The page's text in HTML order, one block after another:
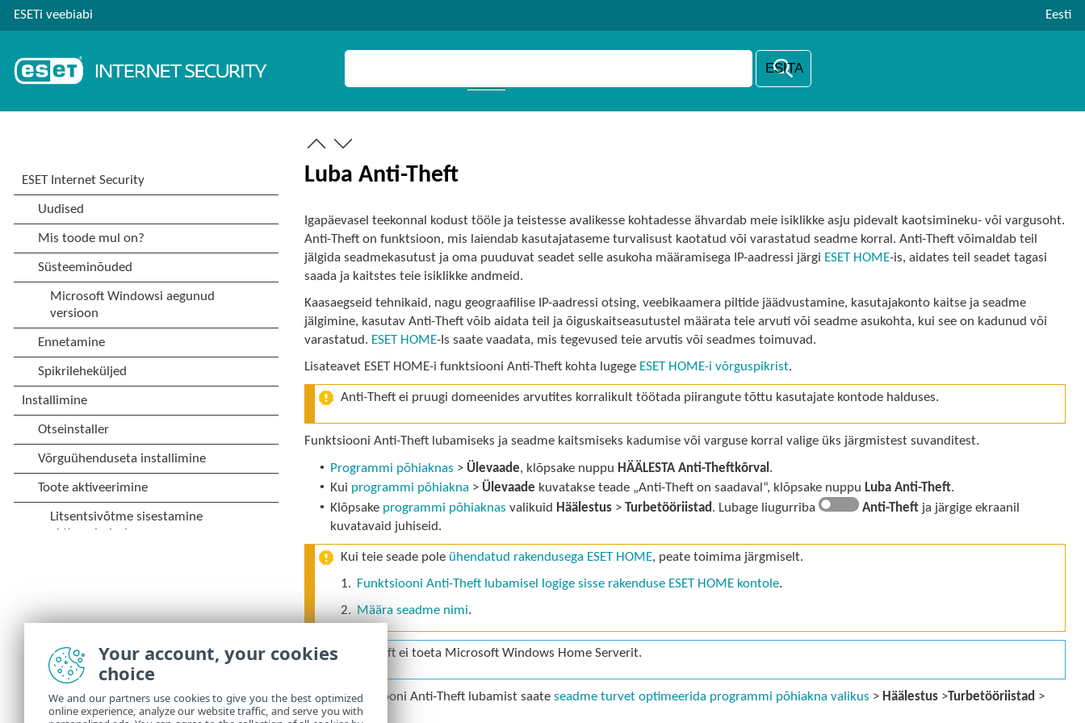
ESETi veebiabi Eesti
Luba Anti-Theft
Igapäevasel teekonnal kodust tööle ja teistesse avalikesse kohtadesse ähvardab meie isiklikke asju pidevalt kaotsimineku- või vargusoht.
Anti-Theft on funktsioon, mis laiendab kasutajataseme turvalisust kaotatud või varastatud seadme korral. Anti-Theft võimaldab teil
jälgida seadmekasutust ja oma puuduvat seadet selle asukoha määramisega IP-aadressi järgi ESET HOME-is, aidates teil seadet tagasi
saada ja kaitstes teie isiklikke andmeid.
Kaasaegseid tehnikaid, nagu geograafilise IP-aadressi otsing, veebikaamera piltide jäädvustamine, kasutajakonto kaitse ja seadme
jälgimine, kasutav Anti-Theft võib aidata teil ja õiguskaitseasutustel määrata teie arvuti või seadme asukohta, kui see on kadunud või
varastatud. ESET HOME-Is saate vaadata, mis tegevused teie arvutis või seadmes toimuvad.
Lisateavet ESET HOME-i funktsiooni Anti-Theft kohta lugege ESET HOME-i võrguspikrist.
Anti-Theft ei pruugi domeenides arvutites korralikult töötada piirangute tõttu kasutajate kontode halduses.
Funktsiooni Anti-Theft lubamiseks ja seadme kaitsmiseks kadumise või varguse korral valige üks järgmistest suvanditest.
• Programmi põhiaknas > Ülevaade, klõpsake nuppu HÄÄLESTA Anti-Theftkõrval .
• Kui programmi põhiakna > Ülevaade kuvatakse teade „Anti-Theft on saadaval“, klõpsake nuppu Luba Anti-Theft.
• Klõpsake programmi põhiaknas valikuid Häälestus >Turbetööriistad. Lubage liugurriba Anti-Theft ja järgige ekraanil
kuvatavaid juhiseid.
Kui teie seade pole ühendatud rakendusega ESET HOME, peate toimima järgmiselt.
1. Funktsiooni Anti-Theft lubamisel logige sisse rakenduse ESET HOME kontole.
2. Määra seadme nimi.
Anti-Theft ei toeta Microsoft Windows Home Serverit.
Pärast funktsiooni Anti-Theft lubamist saateseadme turvet optimeerida programmi põhiakna valikus > Häälestus >Turbetööriistad >
Anti-Theft.
Your account, your cookies
choice
We and our partners use cookies to give you the best optimized
online experience, analyze our website traffic, and serve you with